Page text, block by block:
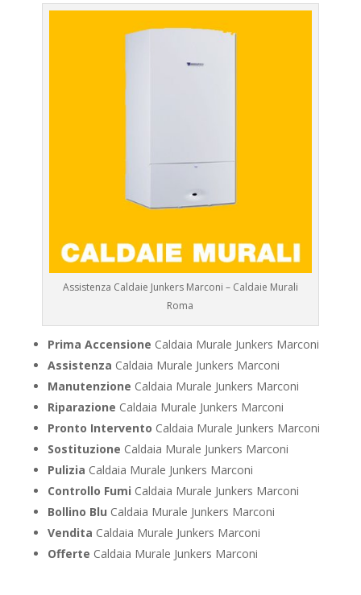
Assistenza Caldaie Junkers Marconi – Caldaie Murali
Roma
Prima Accensione Caldaia Murale Junkers Marconi
Assistenza Caldaia Murale Junkers Marconi
Manutenzione Caldaia Murale Junkers Marconi
Riparazione Caldaia Murale Junkers Marconi
Pronto Intervento Caldaia Murale Junkers Marconi
Sostituzione Caldaia Murale Junkers Marconi
Pulizia Caldaia Murale Junkers Marconi
Controllo Fumi Caldaia Murale Junkers Marconi
Bollino Blu Caldaia Murale Junkers Marconi
Vendita Caldaia Murale Junkers Marconi
Offerte Caldaia Murale Junkers Marconi